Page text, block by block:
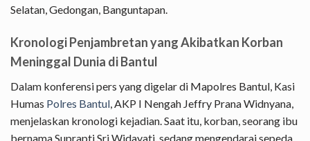
Selatan, Gedongan, Banguntapan.
Kronologi Penjambretan yang Akibatkan Korban
Meninggal Dunia di Bantul
Dalam konferensi pers yang digelar di Mapolres Bantul, Kasi
Humas Polres Bantul , AKP I Nengah Jeffry Prana Widnyana,
menjelaskan kronologi kejadian. Saat itu, korban, seorang ibu
bernama Suprapti Sri Widayati, sedang mengendarai sepeda